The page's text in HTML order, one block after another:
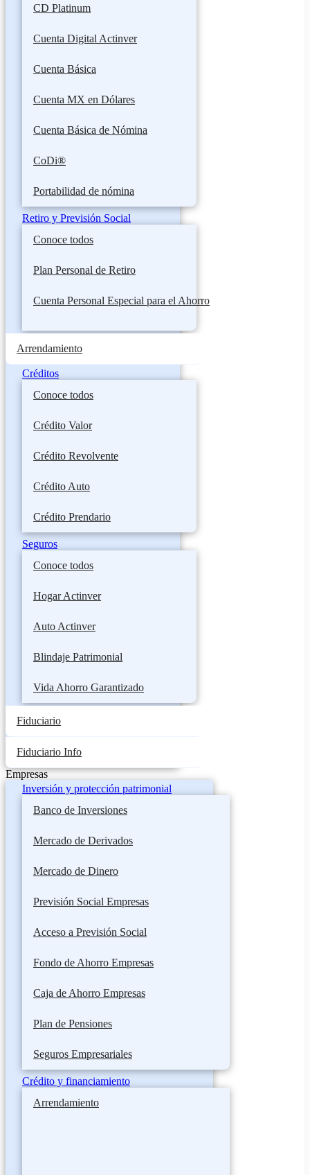
CD Platinum
Cuenta Digital Actinver
Cuenta Básica
Cuenta MX en Dólares
Cuenta Básica de Nómina
CoDi®
Portabilidad de nómina
Retiro y Previsión Social
Conoce todos
Plan Personal de Retiro
Cuenta Personal Especial para el Ahorro
Arrendamiento
Créditos
Conoce todos
Crédito Valor
Crédito Revolvente
Crédito Auto
Crédito Prendario
Seguros
Conoce todos
Hogar Actinver
Auto Actinver
Blindaje Patrimonial
Vida Ahorro Garantizado
Fiduciario
Fiduciario Info
Empresas
Inversión y protección patrimonial
Banco de Inversiones
Mercado de Derivados
Mercado de Dinero
Previsión Social Empresas
Acceso a Previsión Social
Fondo de Ahorro Empresas
Caja de Ahorro Empresas
Plan de Pensiones
Seguros Empresariales
Crédito y financiamiento
Arrendamiento